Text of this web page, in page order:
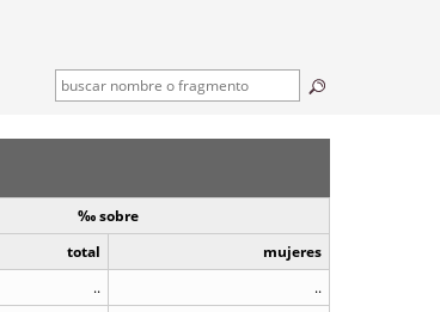
‰ sobre
total
mujeres
..
..